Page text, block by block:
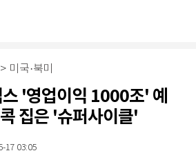
> 미국·북미
'영업이익 1000조' 예
집은 '슈퍼사이클'
17 03:05